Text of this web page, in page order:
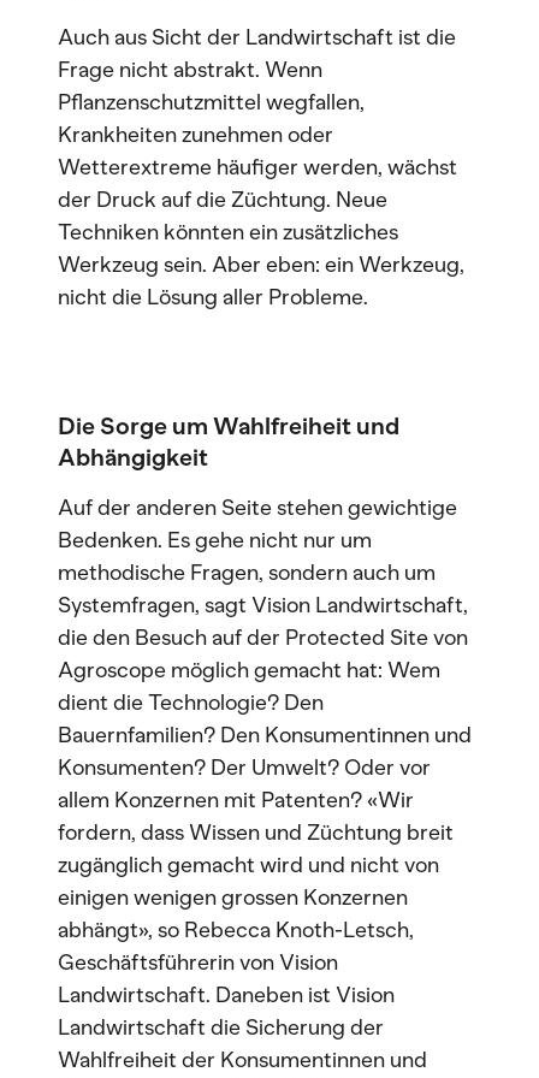
Auch aus Sicht der Landwirtschaft ist die
Frage nicht abstrakt. Wenn
Pflanzenschutzmittel wegfallen,
Krankheiten zunehmen oder
Wetterextreme häufiger werden, wächst
der Druck auf die Züchtung. Neue
Techniken könnten ein zusätzliches
Werkzeug sein. Aber eben: ein Werkzeug,
nicht die Lösung aller Probleme.
Die Sorge um Wahlfreiheit und
Abhängigkeit
Auf der anderen Seite stehen gewichtige
Bedenken. Es gehe nicht nur um
methodische Fragen, sondern auch um
Systemfragen, sagt Vision Landwirtschaft,
die den Besuch auf der Protected Site von
Agroscope möglich gemacht hat: Wem
dient die Technologie? Den
Bauernfamilien? Den Konsumentinnen und
Konsumenten? Der Umwelt? Oder vor
allem Konzernen mit Patenten? «Wir
fordern, dass Wissen und Züchtung breit
zugänglich gemacht wird und nicht von
einigen wenigen grossen Konzernen
abhängt», so Rebecca Knoth-Letsch,
Geschäftsführerin von Vision
Landwirtschaft. Daneben ist Vision
Landwirtschaft die Sicherung der
Wahlfreiheit der Konsumentinnen und